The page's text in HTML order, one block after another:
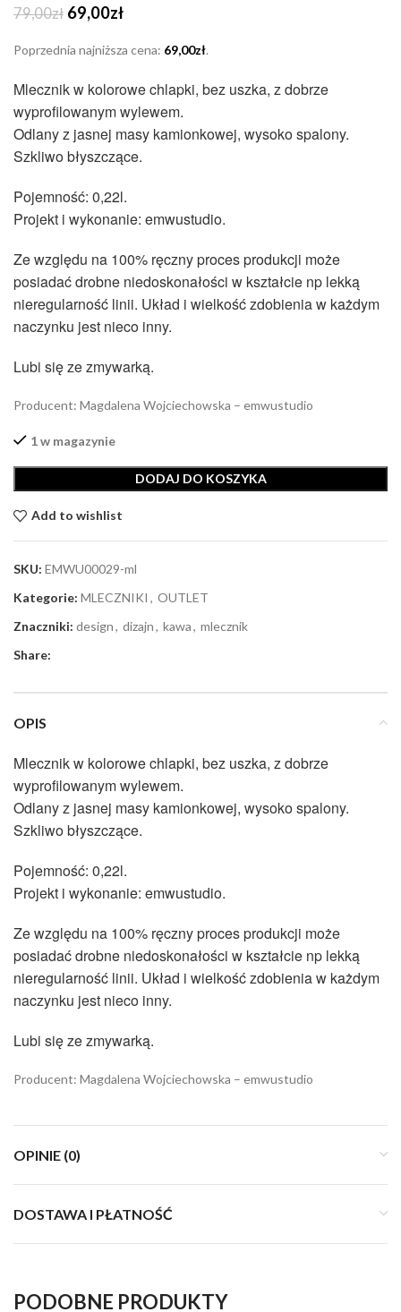
79,00zł Pierwotna
wynosiła:
69,00złAktualna
wynosi:
Poprzednia najniższa cena: 69,00zł.
Mlecznik w kolorowe chlapki, bez uszka, z dobrze
wyprofilowanym wylewem.
Odlany z jasnej masy kamionkowej, wysoko spalony.
Szkliwo błyszczące.
Pojemność: 0,22l.
Projekt i wykonanie: emwustudio.
Ze względu na 100% ręczny proces produkcji może
posiadać drobne niedoskonałości w kształcie np lekką
nieregularność linii. Układ i wielkość zdobienia w każdym
naczynku jest nieco inny.
Lubi się ze zmywarką.
Producent: Magdalena Wojciechowska – emwustudio
1 w magazynie
DODAJ DO KOSZYKA
Add to wishlist
SKU: EMWU00029-ml
Kategorie: MLECZNIKI , OUTLET
Znaczniki: design, dizajn, kawa, mlecznik
Share:
OPIS
Mlecznik w kolorowe chlapki, bez uszka, z dobrze
wyprofilowanym wylewem.
Odlany z jasnej masy kamionkowej, wysoko spalony.
Szkliwo błyszczące.
Pojemność: 0,22l.
Projekt i wykonanie: emwustudio.
Ze względu na 100% ręczny proces produkcji może
posiadać drobne niedoskonałości w kształcie np lekką
nieregularność linii. Układ i wielkość zdobienia w każdym
naczynku jest nieco inny.
Lubi się ze zmywarką.
Producent: Magdalena Wojciechowska – emwustudio
OPINIE (0)
DOSTAWA I PŁATNOŚĆ
PODOBNE PRODUKTY